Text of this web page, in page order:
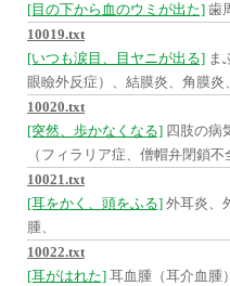
[目の下から血のウミが出た] 歯
10019.txt
[いつも涙目、目ヤニが出る] ま
眼瞼外反症）、結膜炎、角膜炎、
10020.txt
[突然、歩かなくなる] 四肢の病
（フィラリア症、僧帽弁閉鎖不
10021.txt
[耳をかく、頭をふる] 外耳炎、
腫、
10022.txt
[耳がはれた] 耳血腫（耳介血腫